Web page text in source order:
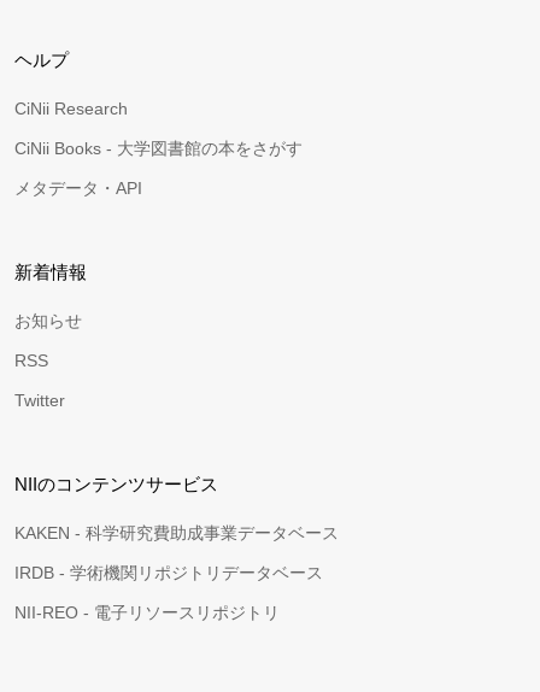
ヘルプ
CiNii Research
CiNii Books - 大学図書館の本をさがす
メタデータ・API
新着情報
お知らせ
RSS
Twitter
NIIのコンテンツサービス
KAKEN - 科学研究費助成事業データベース
IRDB - 学術機関リポジトリデータベース
NII-REO - 電子リソースリポジトリ